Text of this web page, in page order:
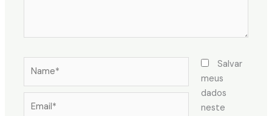
Salvar
meus
dados
neste